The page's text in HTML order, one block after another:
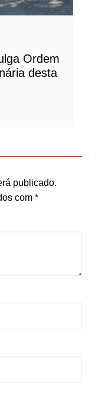
Ordem
desta
publicado.
com *